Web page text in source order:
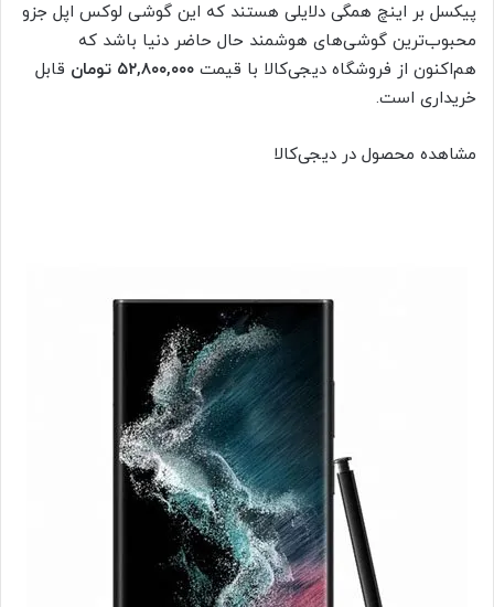
پیکسل بر اینچ همگی دلایلی هستند که این گوشی لوکس اپل جزو
محبوب‌ترین گوشی‌های هوشمند حال حاضر دنیا باشد که
هم‌اکنون از فروشگاه دیجی‌کالا با قیمت ۵۲,۸۰۰,۰۰۰ تومان
قابل
خریداری است.
مشاهده محصول در دیجی‌کالا